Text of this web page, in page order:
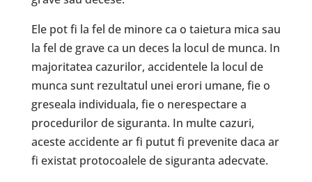
Ele pot fi la fel de minore ca o taietura mica sau
la fel de grave ca un deces la locul de munca. In
majoritatea cazurilor, accidentele la locul de
munca sunt rezultatul unei erori umane, fie o
greseala individuala, fie o nerespectare a
procedurilor de siguranta. In multe cazuri,
aceste accidente ar fi putut fi prevenite daca ar
fi existat protocoalele de siguranta adecvate.